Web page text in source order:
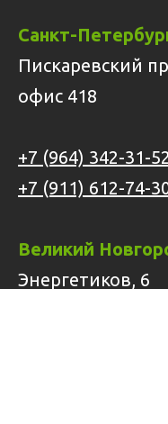
Санкт-
Пискаревский
офис 418
+7 (964) 342-31-52
+7 (911) 612-74-
Великий
Энергетиков, 6